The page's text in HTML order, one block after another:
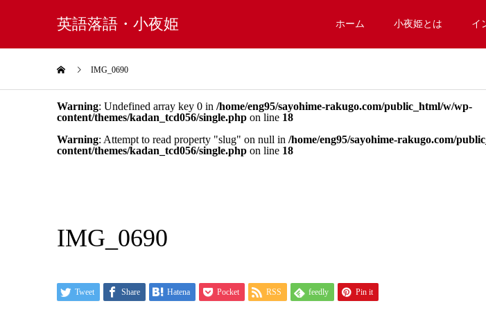
英語落語・小夜姫 ホーム 小夜姫とは イ
IMG_0690
Warning: Undefined array key 0 in /home/eng95/sayohime-rakugo.com/public_html/w/wp-
content/themes/kadan_tcd056/single.php on line 18
Warning: Attempt to read property "slug" on null in /home/eng95/sayohime-rakugo.com/
content/themes/kadan_tcd056/single.php on line 18
IMG_0690
Tweet Share Hatena Pocket RSS feedly Pin it